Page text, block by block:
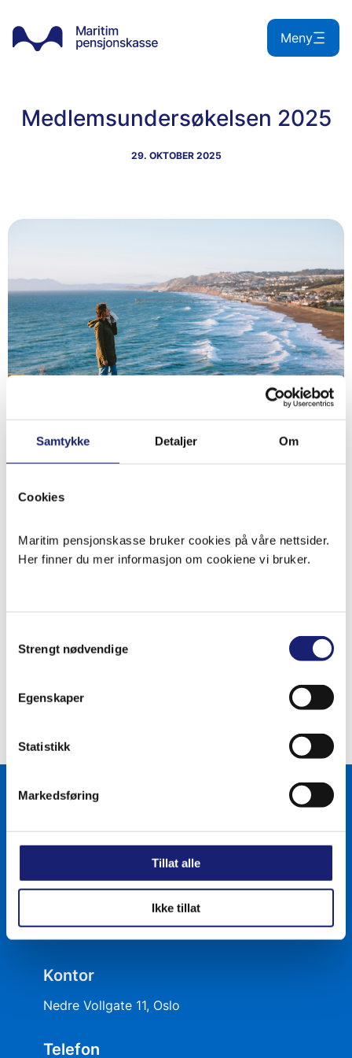
Samtykke Detaljer Om
Cookies
Maritim pensjonskasse bruker cookies på våre nettsider.
Her finner du mer informasjon om cookiene vi bruker.
Strengt nødvendige
Egenskaper
Statistikk
Markedsføring
Tillat alle
Ikke tillat
innhold
Meny
Medlemsundersøkelsen 2025
29. OKTOBER 2025
Den 28.10.2025 sendte vi ut vår medlemsundersøkelse
delta og gi oss en tilbakemelding!
Her er lenken til medlemsundersøkelsen 2025
Postboks 516 Sentrum, 0105 Oslo
Kontor
Nedre Vollgate 11, Oslo
Telefon